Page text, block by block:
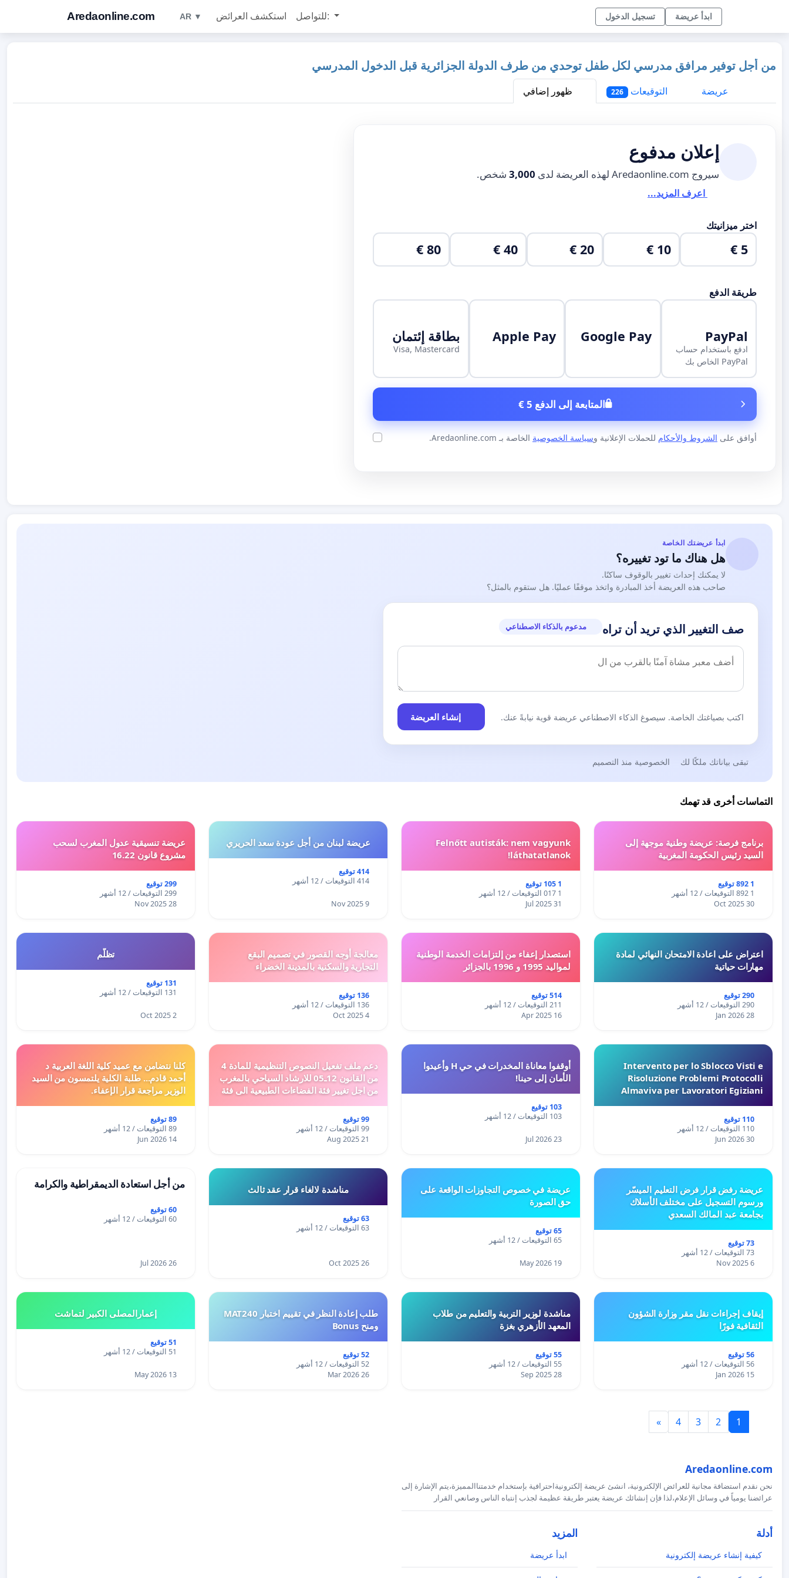
Aredaonline.com AR ▼ استكشف العرائض للتواصل: تسجيل الدخول ابدأ عريضة
من أجل توفير مرافق مدرسي لكل طفل توحدي من طرف الدولة الجزائرية قبل الدخول المدرسي
عريضة
التوقيعات 226 ظهور إضافي
إعلان مدفوع
سيروج Aredaonline.com لهذه العريضة لدى 3,000 شخص.
اعرف المزيد...
اختر ميزانيتك
5 €
10 €
20 €
40 €
80 €
طريقة الدفع
PayPal
ادفع باستخدام حساب
PayPal الخاص بك
Google Pay
Apple Pay بطاقة إئتمان
Visa, Mastercard
المتابعة إلى الدفع 5 €
أوافق على الشروط والأحكام للحملات الإعلانية وسياسة الخصوصية الخاصة بـ Aredaonline.com.
ابدأ عريضتك الخاصة
هل هناك ما تود تغييره؟
لا يمكنك إحداث تغيير بالوقوف ساكنًا.
صاحب هذه العريضة أخذ المبادرة واتخذ موقفًا عمليًا. هل ستقوم بالمثل؟
صف التغيير الذي تريد أن تراه مدعوم بالذكاء الاصطناعي
اكتب بصياغتك الخاصة. سيصوغ الذكاء الاصطناعي عريضة قوية نيابةً عنك. إنشاء العريضة
تبقى بياناتك ملكًا لك الخصوصية منذ التصميم
التماسات أخرى قد تهمك
برنامج فرصة: عريضة وطنية موجهة إلى
السيد رئيس الحكومة المغربية
1 892 توقيع
1 892 التوقيعات / 12 أشهر
30 Oct 2025
Felnőtt autisták: nem vagyunk
láthatatlanok!
1 105 توقيع
1 017 التوقيعات / 12 أشهر
31 Jul 2025
عريضة لبنان من أجل عودة سعد الحريري
414 توقيع
414 التوقيعات / 12 أشهر
9 Nov 2025
عريضة تنسيقية عدول المغرب لسحب
مشروع قانون 16.22
299 توقيع
299 التوقيعات / 12 أشهر
28 Nov 2025
اعتراض على اعادة الامتحان النهائي لمادة
مهارات حياتية
290 توقيع
290 التوقيعات / 12 أشهر
28 Jan 2026
استصدار إعفاء من إلتزامات الخدمة الوطنية
لمواليد 1995 و 1996 بالجزائر
514 توقيع
211 التوقيعات / 12 أشهر
16 Apr 2025
معالجة أوجه القصور في تصميم البقع
التجارية والسكنية بالمدينة الخضراء
136 توقيع
136 التوقيعات / 12 أشهر
4 Oct 2025
تظلّم
131 توقيع
131 التوقيعات / 12 أشهر
2 Oct 2025
Intervento per lo Sblocco Visti e
Risoluzione Problemi Protocolli
Almaviva per Lavoratori Egiziani
110 توقيع
110 التوقيعات / 12 أشهر
30 Jun 2026
أوقفوا معاناة المخدرات في حي H وأعيدوا
الأمان إلى حينا!
103 توقيع
103 التوقيعات / 12 أشهر
23 Jul 2026
دعم ملف تفعيل النصوص التنظيمية للمادة 4
من القانون 12ـ05 للارشاد السياحي بالمغرب
من اجل تغيير فئة الفضاءات الطبيعية الى فئة
99 توقيع
99 التوقيعات / 12 أشهر
21 Aug 2025
كلنا نتضامن مع عميد كلية اللغة العربية د
أحمد قادم... طلبة الكلية يلتمسون من السيد
الوزير مراجعة قرار الإعفاء.
89 توقيع
89 التوقيعات / 12 أشهر
14 Jun 2026
عريضة رفض قرار فرض التعليم الميسّر
ورسوم التسجيل على مختلف الأسلاك
بجامعة عبد المالك السعدي
73 توقيع
73 التوقيعات / 12 أشهر
6 Nov 2025
عريضة في خصوص التجاوزات الواقعة على
حق الصورة
65 توقيع
65 التوقيعات / 12 أشهر
19 May 2026
مناشدة لالغاء قرار عقد ثالث
63 توقيع
63 التوقيعات / 12 أشهر
26 Oct 2025
من أجل استعادة الديمقراطية والكرامة
60 توقيع
60 التوقيعات / 12 أشهر
26 Jul 2026
إيقاف إجراءات نقل مقر وزارة الشؤون
الثقافية فورًا
56 توقيع
56 التوقيعات / 12 أشهر
15 Jan 2026
مناشدة لوزير التربية والتعليم من طلاب
المعهد الأزهري بغزة
55 توقيع
55 التوقيعات / 12 أشهر
28 Sep 2025
طلب إعادة النظر في تقييم اختبار MAT240
ومنح Bonus
52 توقيع
52 التوقيعات / 12 أشهر
26 Mar 2026
إعمارالمصلى الكبير لتماشت
51 توقيع
51 التوقيعات / 12 أشهر
13 May 2026
1
2
3
4
»
Aredaonline.com
نحن نقدم استضافة مجانية للعرائض الإلكترونية، انشئ عريضة إلكترونيةاحترافية بإستخدام خدمتناالمميزة،يتم الإشارة إلى
عرائضنا يومياً في وسائل الإعلام،لذا فإن إنشائك عريضة يعتبر طريقة عظيمة لجذب إنتباه الناس وصانعي القرار
أدلة
كيفية إنشاء عريضة إلكترونية
المزيد
ابدأ عريضة